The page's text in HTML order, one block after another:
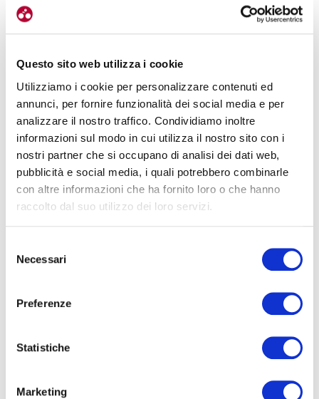
Questo sito web utilizza i cookie
Utilizziamo i cookie per personalizzare contenuti ed
annunci, per fornire funzionalità dei social media e per
analizzare il nostro traffico. Condividiamo inoltre
informazioni sul modo in cui utilizza il nostro sito con i
nostri partner che si occupano di analisi dei dati web,
pubblicità e social media, i quali potrebbero combinarle
con altre informazioni che ha fornito loro o che hanno
raccolto dal suo utilizzo dei loro servizi.
delNecessari
Preferenze
Statistiche
Marketing
semplicemente perdere peso, ma ridurre proprio quel deposito
adiposo che rappresenta un fattore di rischio per la salute.